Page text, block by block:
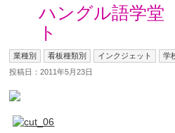
ハングル語学
ト
業種別 看板種類別 インクジェット
学
投稿日：2011年5月23日